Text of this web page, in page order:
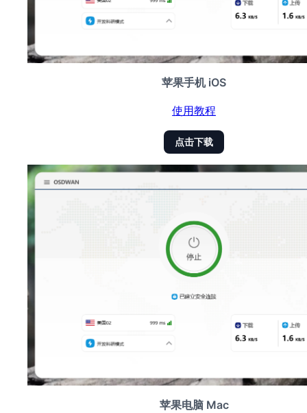
苹果手机 iOS
使用教程
点击下载
苹果电脑 Mac